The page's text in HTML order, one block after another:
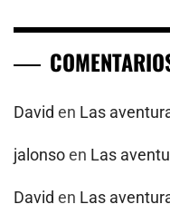
David en Las
jalonsoen Las
David en Las